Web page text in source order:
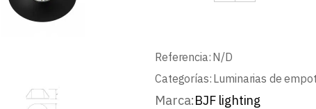
Referencia: N/D
Categorías: Luminarias de
Marca:BJF lighting